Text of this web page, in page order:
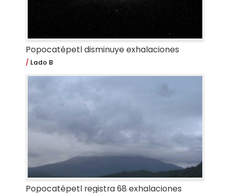
Popocatépetl disminuye exhalaciones
Lado B
Popocatépetl registra 68 exhalaciones